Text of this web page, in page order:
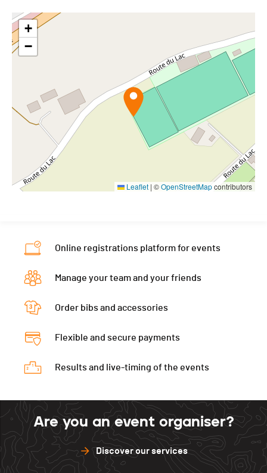
+
−
Leaflet | ©OpenStreetMapcontributors
Online registrations platform for events
Manage your team and your friends
Order bibs and accessories
Flexible and secure payments
Results and live-timing of the events
Are you an event organiser?
Discover our services